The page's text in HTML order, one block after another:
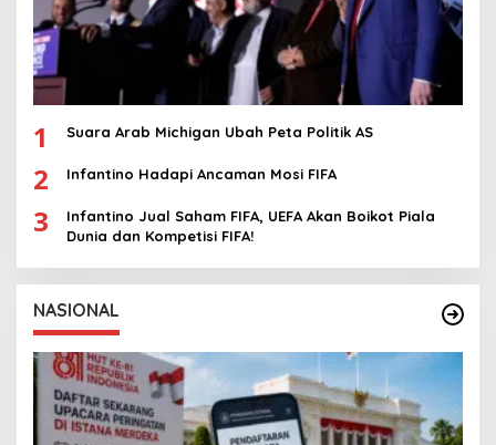
1 Suara Arab Michigan Ubah Peta Politik AS
2 Infantino Hadapi Ancaman Mosi FIFA
3
Infantino Jual Saham FIFA, UEFA Akan Boikot Piala
Dunia dan Kompetisi FIFA!
NASIONAL